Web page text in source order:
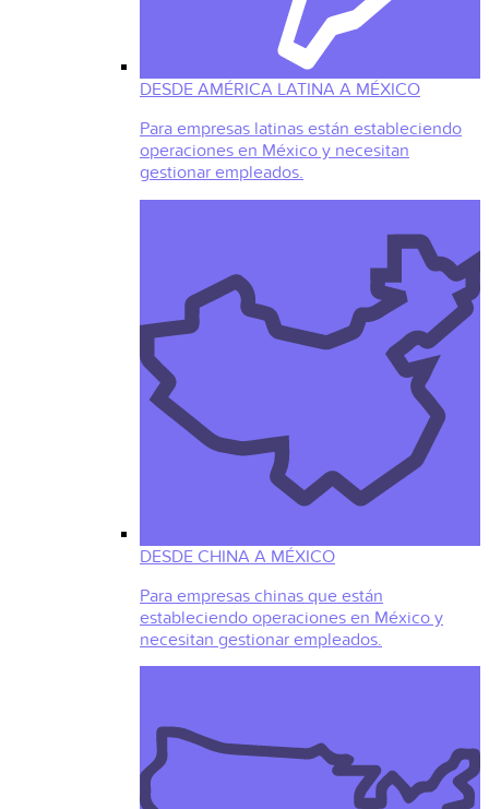
DESDE AMÉRICA LATINA A MÉXICO
Para empresas latinas están estableciendo
operaciones en México y necesitan
gestionar empleados.
DESDE CHINA A MÉXICO
Para empresas chinas que están
estableciendo operaciones en México y
necesitan gestionar empleados.